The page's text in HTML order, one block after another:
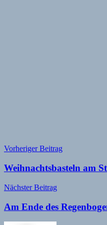
Beitragsnavigation
Vorheriger Beitrag
Weihnachtsbasteln am
Nächster Beitrag
Am Ende des